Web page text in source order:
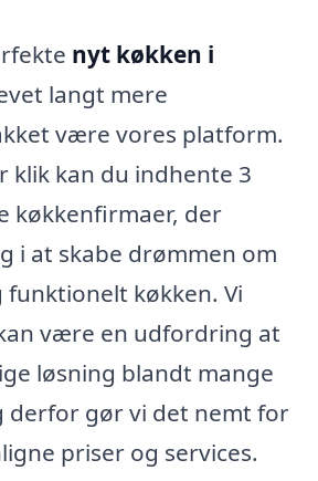
nyt køkken i
langt mere
være vores platform.
klik kan du indhente 3
køkkenfirmaer, der
i at skabe drømmen om
køkken. Vi
være en udfordring at
løsning blandt mange
derfor gør vi det nemt for
priser og services.